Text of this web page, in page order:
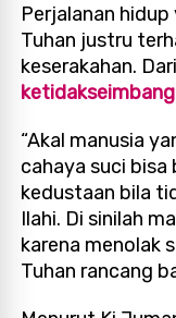
Perjalanan
Tuhan justru
keserakahan.
“Akal manusia
cahaya suci bisa
kedustaan bila
Ilahi. Di sinilah
karena menolak
Tuhan rancang